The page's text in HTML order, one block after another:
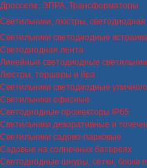
Дроссели, ЭПРА, Трансформаторы
Светильники, люстры,
Светильники светодиодные
Светодиодная лента
Линейные светодиодные
Люстры, торшеры и бра
Светильники светодиодные
Светильники офисные
Светодиодные прожекторы IP65
Светильники декоративные и
Светильники садово-парковые
Садовые на солнечных батареях
Светодиодные шнуры, сетки, блоки